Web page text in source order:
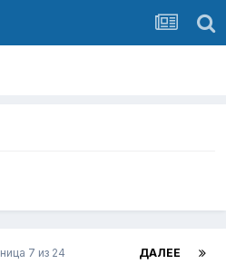
ДАЛЕЕ
7 из 24